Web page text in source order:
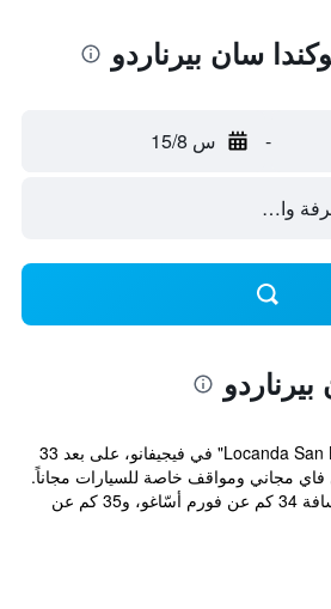
سان بيرناردو
- س 15/8
يقع مكان إقامة "Locanda San Bernardo" في فيجيفانو، على بعد 33
فاي مجاني ومواقف خاصة للسيارات مجاناً.
يبعد مكان الإقامة تقريباً مسافة 34 كم عن فورم أسّاغو، و35 كم عن